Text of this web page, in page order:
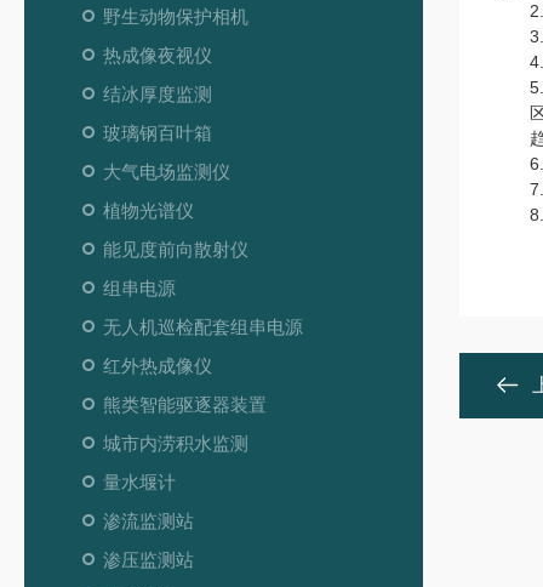
野生动物保护相机
热成像夜视仪
结冰厚度监测
玻璃钢百叶箱
大气电场监测仪
植物光谱仪
能见度前向散射仪
组串电源
无人机巡检配套组串电源
红外热成像仪
熊类智能驱逐器装置
城市内涝积水监测
量水堰计
渗流监测站
渗压监测站
2.监
3.虫
4.虫
5.虫
区
趋
6.气
7.墒
8.系